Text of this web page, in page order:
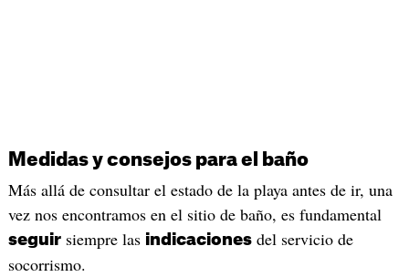
Medidas y consejos para el baño
Más allá de consultar el estado de la playa antes de ir, una
vez nos encontramos en el sitio de baño, es fundamental
seguirsiempre las indicacionesdel servicio de
socorrismo.